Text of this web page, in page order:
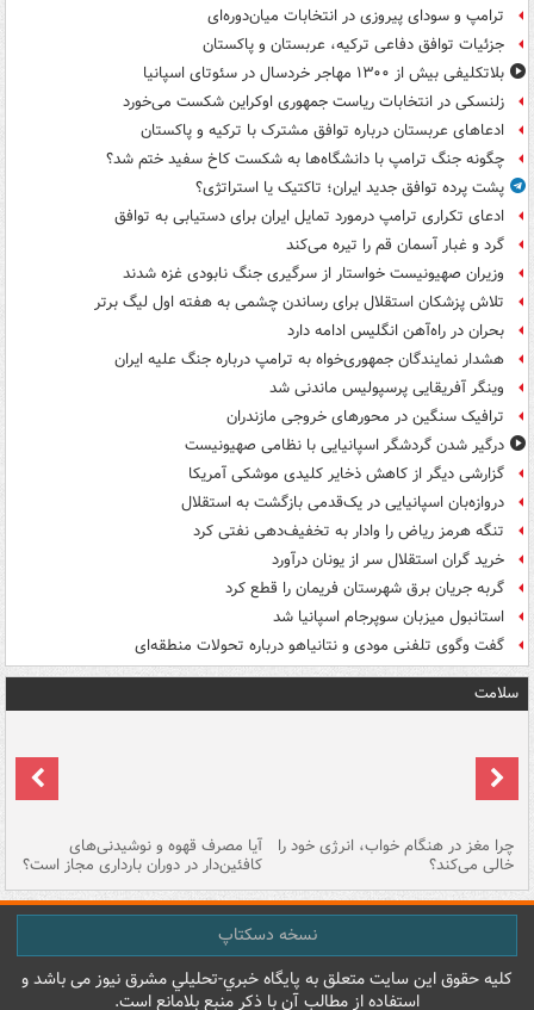
ترامپ و سودای پیروزی در انتخابات میان‌دوره‌ای
جزئیات توافق دفاعی ترکیه، عربستان و پاکستان
بلاتکلیفی بیش از ۱۳۰۰ مهاجر خردسال در سئوتای اسپانیا
زلنسکی در انتخابات ریاست جمهوری اوکراین شکست می‌خورد
ادعاهای عربستان درباره توافق مشترک با ترکیه و پاکستان
چگونه جنگ ترامپ با دانشگاه‌ها به شکست کاخ سفید ختم شد؟
پشت پرده توافق جدید ایران؛ تاکتیک یا استراتژی؟
ادعای تکراری ترامپ درمورد تمایل ایران برای دستیابی به توافق
گرد و غبار آسمان قم را تیره می‌کند
وزیران صهیونیست خواستار از سرگیری جنگ نابودی غزه شدند
تلاش پزشکان استقلال برای رساندن چشمی به هفته اول لیگ برتر
بحران در راه‌آهن انگلیس ادامه دارد
هشدار نمایندگان جمهوری‌خواه به ترامپ درباره جنگ علیه ایران
وینگر آفریقایی پرسپولیس ماندنی شد
ترافیک سنگین در محورهای خروجی مازندران
درگیر شدن گردشگر اسپانیایی با نظامی صهیونیست
گزارشی دیگر از کاهش ذخایر کلیدی موشکی آمریکا
دروازه‌بان اسپانیایی در یک‌قدمی بازگشت به استقلال
تنگه هرمز ریاض را وادار به تخفیف‌دهی نفتی کرد
خرید گران استقلال سر از یونان درآورد
گربه جریان برق شهرستان فریمان را قطع کرد
استانبول میزبان سوپرجام اسپانیا شد
گفت وگوی تلفنی مودی و نتانیاهو درباره تحولات منطقه‌ای
سلامت
چرا مغز در هنگام خواب، انرژی خود را
خالی می‌کند؟
آیا مصرف قهوه و نوشیدنی‌های
کافئین‌دار در دوران بارداری مجاز است؟
نسخه دسکتاپ
کليه حقوق اين سايت متعلق به پایگاه خبري-تحليلي مشرق نيوز می باشد و
استفاده از مطالب آن با ذکر منبع بلامانع است.